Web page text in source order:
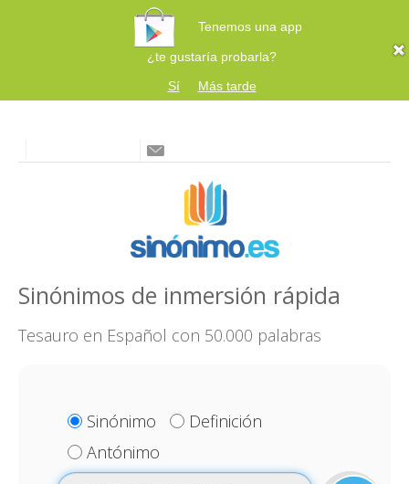
Tenemos una app
¿te gustaría probarla?
Sí
Más tarde
Sinónimos de inmersión rápida
Tesauro en Español con 50.000 palabras
Sinónimo
Definición
Antónimo